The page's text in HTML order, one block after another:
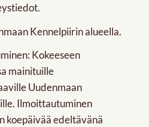
Kennelpiirin alueella.
Kokeeseen
mainituille
Uudenmaan
Ilmoittautuminen
koepäivää edeltävänä